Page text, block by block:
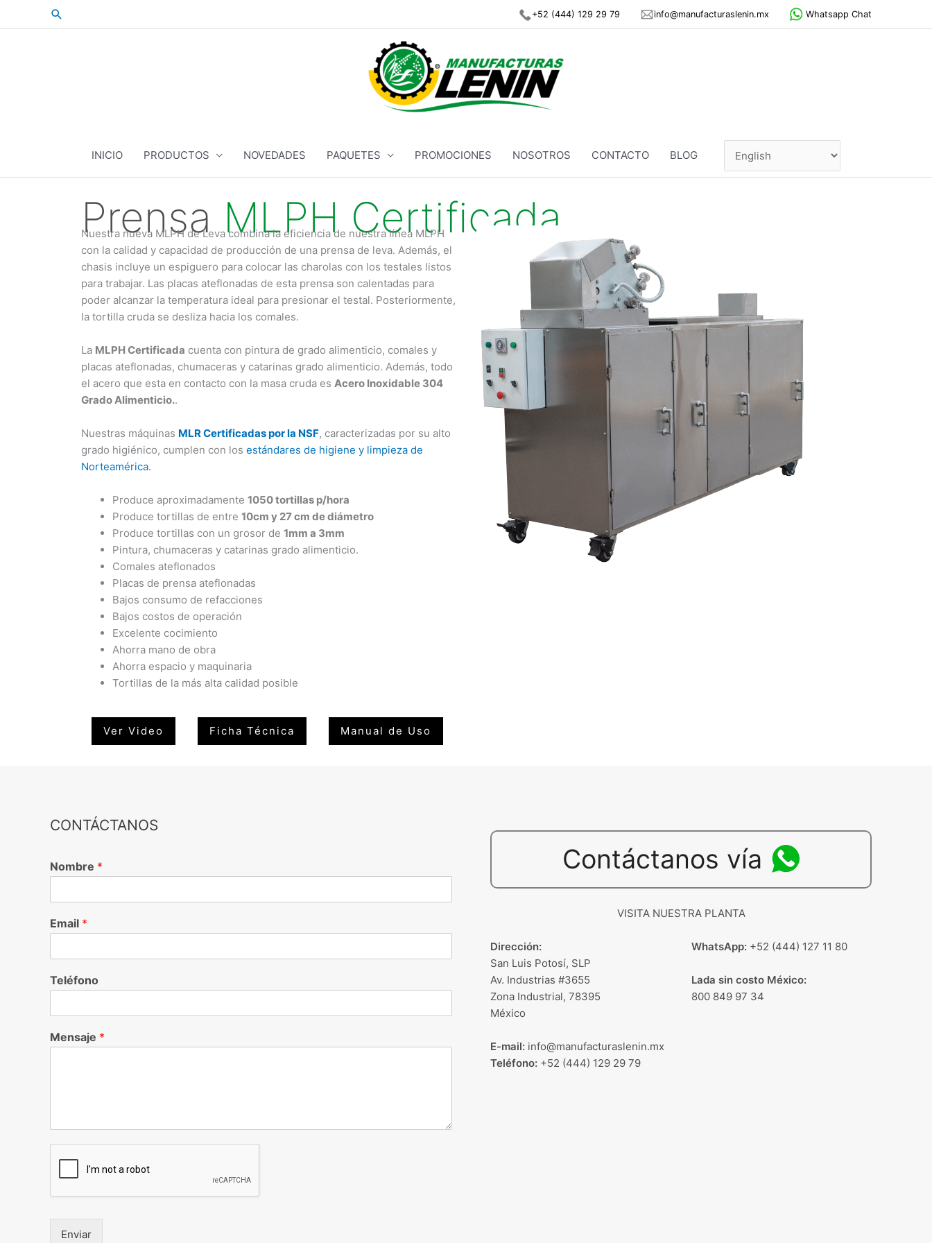
Search +52 (444) 129 29 79 info@manufacturaslenin.mx Whatsapp Chat
INICIO PRODUCTOS NOVEDADES PAQUETES PROMOCIONES NOSOTROS CONTACTO BLOG
PrensaMLPH Certificada
Nuestra nueva MLPH de Leva combina la eficiencia de nuestra línea MLPH
con la calidad y capacidad de producción de una prensa de leva. Además, el
chasis incluye un espiguero para colocar las charolas con los testales listos
para trabajar. Las placas ateflonadas de esta prensa son calentadas para
poder alcanzar la temperatura ideal para presionar el testal. Posteriormente,
la tortilla cruda se desliza hacia los comales.
La MLPH Certificada cuenta con pintura de grado alimenticio, comales y
placas ateflonadas, chumaceras y catarinas grado alimenticio. Además, todo
el acero que esta en contacto con la masa cruda es Acero Inoxidable 304
Grado Alimenticio..
Nuestras máquinas MLR Certificadas por la NSF, caracterizadas por su alto
grado higiénico, cumplen con los estándares de higiene y limpieza de
Norteamérica.
Produce aproximadamente 1050 tortillas p/hora
Produce tortillas de entre 10cm y 27 cm de diámetro
Produce tortillas con un grosor de 1mm a 3mm
Pintura, chumaceras y catarinas grado alimenticio.
Comales ateflonados
Placas de prensa ateflonadas
Bajos consumo de refacciones
Bajos costos de operación
Excelente cocimiento
Ahorra mano de obra
Ahorra espacio y maquinaria
Tortillas de la más alta calidad posible
Ver Video Ficha Técnica Manual de Uso
CONTÁCTANOS
Nombre *
Email *
Teléfono
Mensaje *
Enviar
Contáctanos vía
VISITA NUESTRA PLANTA
Dirección:
San Luis Potosí, SLP
Av. Industrias #3655
Zona Industrial, 78395
México
E-mail: info@manufacturaslenin.mx
Teléfono: +52 (444) 129 29 79
WhatsApp: +52 (444) 127 11 80
Lada sin costo México:
800 849 97 34